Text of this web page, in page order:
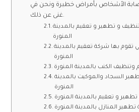
الأشخاص بأمراض خطيرة ونحن في
غنى عن ذلك.
و تطهير و تعقيم بالمدينة
المنورة
تقوم بها شركة تعقيم بالمدينة
المنورة
السجاد والموكيت بالمدينة
و تعقيم بالمدينة المنورة
المنازل بالمدينة المنورة